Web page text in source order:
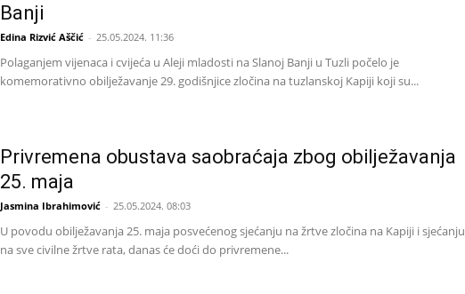
Banji
Edina Rizvić Aščić - 25.05.2024. 11:36
Polaganjem vijenaca i cvijeća u Aleji mladosti na Slanoj Banji u Tuzli počelo je
komemorativno obilježavanje 29. godišnjice zločina na tuzlanskoj Kapiji koji su...
Privremena obustava saobraćaja zbog obilježavanja
25. maja
Jasmina Ibrahimović - 25.05.2024. 08:03
U povodu obilježavanja 25. maja posvećenog sjećanju na žrtve zločina na Kapiji i sjećanju
na sve civilne žrtve rata, danas će doći do privremene...